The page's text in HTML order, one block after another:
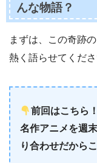
んな物語？
まずは、この奇跡
熱く語らせてくださ
前回はこちら
名作アニメを週
り合わせだから